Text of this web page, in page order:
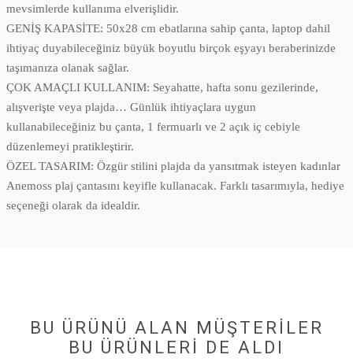
mevsimlerde kullanıma elverişlidir.
GENİŞ KAPASİTE: 50x28 cm ebatlarına sahip çanta, laptop dahil
ihtiyaç duyabileceğiniz büyük boyutlu birçok eşyayı beraberinizde
taşımanıza olanak sağlar.
ÇOK AMAÇLI KULLANIM: Seyahatte, hafta sonu gezilerinde,
alışverişte veya plajda… Günlük ihtiyaçlara uygun
kullanabileceğiniz bu çanta, 1 fermuarlı ve 2 açık iç cebiyle
düzenlemeyi pratikleştirir.
ÖZEL TASARIM: Özgür stilini plajda da yansıtmak isteyen kadınlar
Anemoss plaj çantasını keyifle kullanacak. Farklı tasarımıyla, hediye
seçeneği olarak da idealdir.
BU ÜRÜNÜ ALAN MÜŞTERILER
BU ÜRÜNLERI DE ALDI